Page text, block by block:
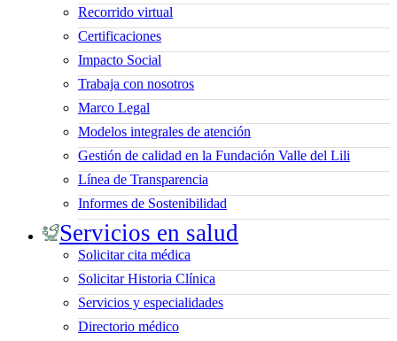
Recorrido virtual
Certificaciones
Impacto Social
Trabaja con nosotros
Marco Legal
Modelos integrales de atención
Gestión de calidad en la Fundación Valle del Lili
Línea de Transparencia
Informes de Sostenibilidad
Servicios en salud
Solicitar cita médica
Solicitar Historia Clínica
Servicios y especialidades
Directorio médico